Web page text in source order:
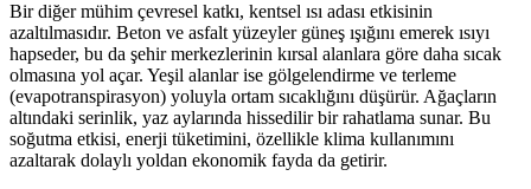
Bir diğer mühim çevresel katkı, kentsel ısı adası etkisinin
azaltılmasıdır. Beton ve asfalt yüzeyler güneş ışığını emerek ısıyı
hapseder, bu da şehir merkezlerinin kırsal alanlara göre daha sıcak
olmasına yol açar. Yeşil alanlar ise gölgelendirme ve terleme
(evapotranspirasyon) yoluyla ortam sıcaklığını düşürür. Ağaçların
altındaki serinlik, yaz aylarında hissedilir bir rahatlama sunar. Bu
soğutma etkisi, enerji tüketimini, özellikle klima kullanımını
azaltarak dolaylı yoldan ekonomik fayda da getirir.